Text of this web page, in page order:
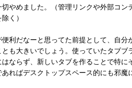
切やめました。（管理リンクや外部コ
く）
便利だなーと思ってた前提として、自
とも大きいでしょう。使っていたタブ
ならず、新しいタブを作ることで特
ればデスクトップスペース的にも邪魔